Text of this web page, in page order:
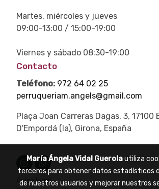
Martes, miércoles y jueves
09:00-13:00 / 15:00-19:00
Viernes y sábado 08:30-19:00
Contacto
Teléfono: 972 64 02 25
perruqueriam.angels@gmail.com
Plaça Joan Carreras Dagas, 3, 17100
D'Empordá (la), Girona, España
Aviso legal
María Ángela Vidal Guerolautiliza
terceros para obtener datos estadísticos
de nuestros usuarios y mejorar nuestros